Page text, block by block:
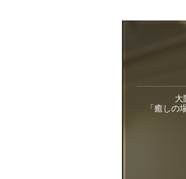
大
「癒しの